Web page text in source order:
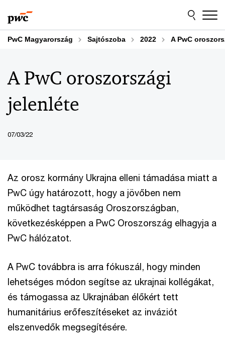
to
content
to
footer
PwC Magyarország Sajtószoba 2022 A PwC
A PwC oroszországi
jelenléte
07/03/22
Az orosz kormány Ukrajna elleni támadása miatt a
PwC úgy határozott, hogy a jövőben nem
működhet tagtársaság Oroszországban,
következésképpen a PwC Oroszország elhagyja a
PwC hálózatot.
A PwC továbbra is arra fókuszál, hogy minden
lehetséges módon segítse az ukrajnai kollégákat,
és támogassa az Ukrajnában élőkért tett
humanitárius erőfeszítéseket az inváziót
elszenvedők megsegítésére.